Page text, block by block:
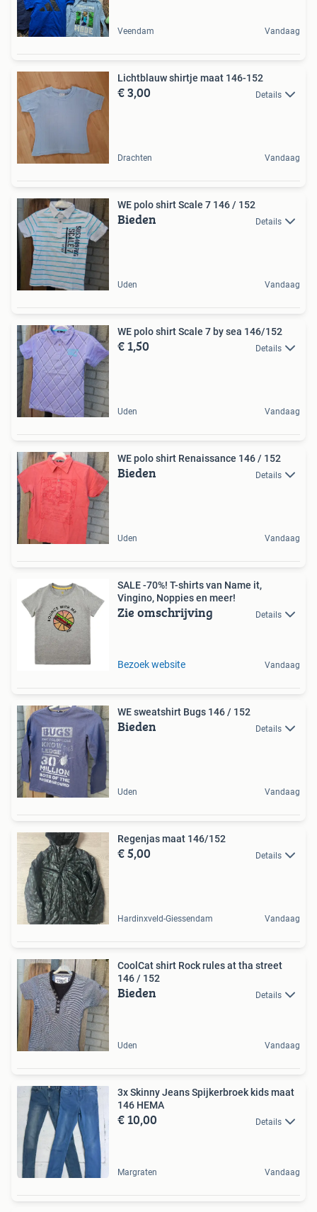
Veendam Vandaag
Lichtblauw shirtje maat 146-152
€ 3,00 Details
Drachten Vandaag
WE polo shirt Scale 7 146 / 152
Bieden Details
Uden Vandaag
WE polo shirt Scale 7 by sea 146/152
€ 1,50 Details
Uden Vandaag
WE polo shirt Renaissance 146 / 152
Bieden Details
Uden Vandaag
SALE -70%! T-shirts van Name it,
Vingino, Noppies en meer!
Zie omschrijving Details
Bezoek website Vandaag
WE sweatshirt Bugs 146 / 152
Bieden Details
Uden Vandaag
Regenjas maat 146/152
€ 5,00 Details
Hardinxveld-Giessendam Vandaag
CoolCat shirt Rock rules at tha street
146 / 152
Bieden Details
Uden Vandaag
3x Skinny Jeans Spijkerbroek kids maat
146 HEMA
€ 10,00 Details
Margraten Vandaag